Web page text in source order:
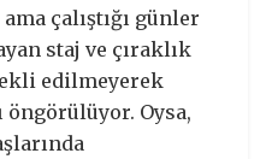
çalıştığı günler
staj ve çıraklık
edilmeyerek
öngörülüyor. Oysa,